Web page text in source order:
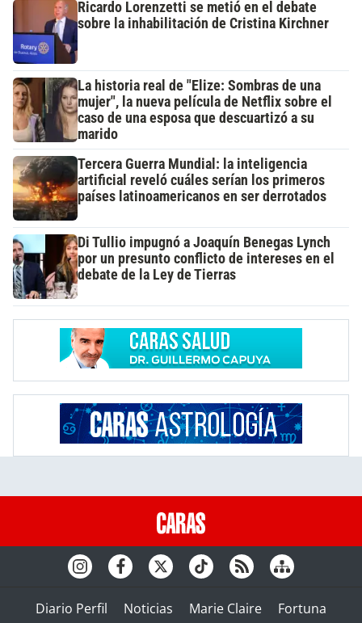
Ricardo Lorenzetti se metió en el debate
sobre la inhabilitación de Cristina Kirchner
La historia real de "Elize: Sombras de una
mujer", la nueva película de Netflix sobre el
caso de una esposa que descuartizó a su
marido
Tercera Guerra Mundial: la inteligencia
artificial reveló cuáles serían los primeros
países latinoamericanos en ser derrotados
Di Tullio impugnó a Joaquín Benegas Lynch
por un presunto conflicto de intereses en el
debate de la Ley de Tierras
Diario Perfil Noticias Marie Claire Fortuna